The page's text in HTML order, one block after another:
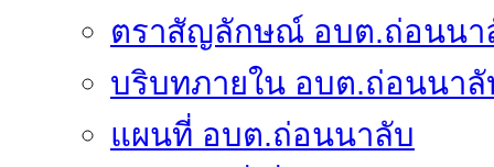
ตราสัญลักษณ์ อบต.ถ่อนนา
บริบทภายใน อบต.ถ่อนนา
แผนที่ อบต.ถ่อนนาลับ